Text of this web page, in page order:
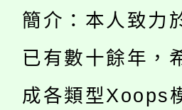
系所師生
學籍身 分
版
淨零綠領
公告本校
代理(課)教
「2026金
簡介：本人致力
已有數十餘年，
成各類型Xoops